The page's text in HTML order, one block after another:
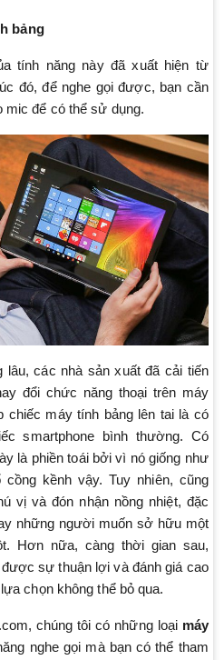
bảng
tính năng này đã xuất hiện từ
đó, để nghe gọi được, bạn cần
mic để có thể sử dụng.
lâu, các nhà sản xuất đã cải tiến
đổi chức năng thoại trên máy
chiếc máy tính bảng lên tai là có
smartphone bình thường. Có
là phiền toái bởi vì nó giống như
kềnh vậy. Tuy nhiên, cũng
vị và đón nhận nồng nhiệt, đặc
những người muốn sở hữu một
Hơn nữa, càng thời gian sau,
sự thuận lợi và đánh giá cao
chọn không thể bỏ qua.
chúng tôi có những loại máy
nghe gọi mà bạn có thể tham